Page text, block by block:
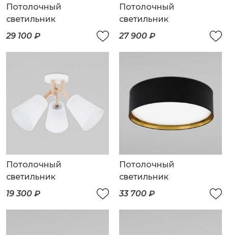
Потолочный
светильник
29 100 ₽
Потолочный
светильник
27 900 ₽
Потолочный
светильник
19 300 ₽
Потолочный
светильник
33 700 ₽